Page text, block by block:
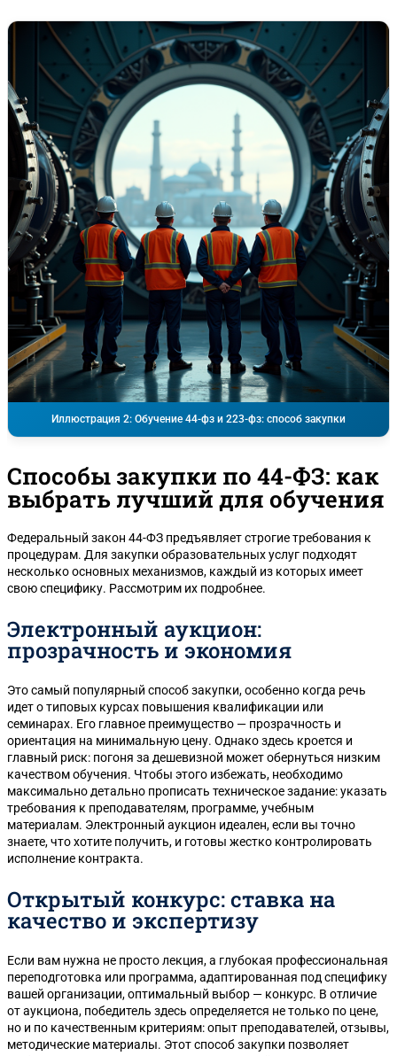
Иллюстрация 2: Обучение 44-фз и 223-фз: способ закупки
Способы закупки по 44-ФЗ: как
выбрать лучший для обучения
Федеральный закон 44-ФЗ предъявляет строгие требования к
процедурам. Для закупки образовательных услуг подходят
несколько основных механизмов, каждый из которых имеет
свою специфику. Рассмотрим их подробнее.
Электронный аукцион:
прозрачность и экономия
Это самый популярный способ закупки, особенно когда речь
идет о типовых курсах повышения квалификации или
семинарах. Его главное преимущество — прозрачность и
ориентация на минимальную цену. Однако здесь кроется и
главный риск: погоня за дешевизной может обернуться низким
качеством обучения. Чтобы этого избежать, необходимо
максимально детально прописать техническое задание: указать
требования к преподавателям, программе, учебным
материалам. Электронный аукцион идеален, если вы точно
знаете, что хотите получить, и готовы жестко контролировать
исполнение контракта.
Открытый конкурс: ставка на
качество и экспертизу
Если вам нужна не просто лекция, а глубокая профессиональная
переподготовка или программа, адаптированная под специфику
вашей организации, оптимальный выбор — конкурс. В отличие
от аукциона, победитель здесь определяется не только по цене,
но и по качественным критериям: опыт преподавателей, отзывы,
методические материалы. Этот способ закупки позволяет